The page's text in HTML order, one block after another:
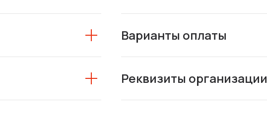
Варианты оплаты
Реквизиты организации